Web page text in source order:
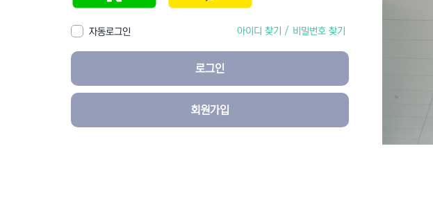
자동로그인 아이디 찾기 / 비밀번호 찾기
로그인
회원가입